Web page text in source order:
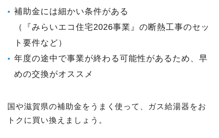
補助金には細かい条件がある
（『みらいエコ住宅2026事業』の断熱工事のセッ
ト要件など）
年度の途中で事業が終わる可能性があるため、早
めの交換がオススメ
国や滋賀県の補助金をうまく使って、ガス給湯器をお
トクに買い換えましょう。